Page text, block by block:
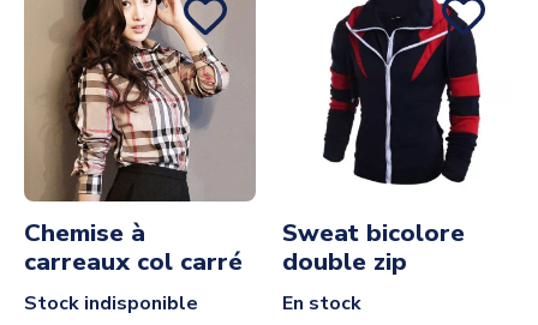
Chemise à
carreaux col carré
Stock indisponible
Sweat bicolore
double zip
En stock